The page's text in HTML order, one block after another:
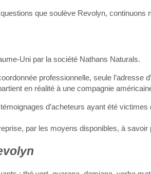
que soulève Revolyn, continuons
Uni par la société Nathans Naturals.
professionnelle, seule
en réalité à une compagnie
d’acheteurs ayant été
par les moyens disponibles, à